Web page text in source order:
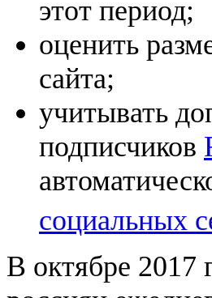
этот период;
оценить
сайта;
учитывать
подписчиков
социальных
В октябре 2017